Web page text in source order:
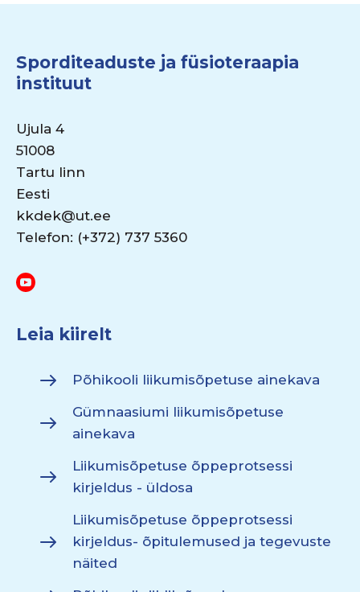
Sporditeaduste ja füsioteraapia
instituut
Ujula 4
51008
Tartu linn
Eesti
kkdek@ut.ee
Telefon: (+372) 737 5360
Leia kiirelt
Põhikooli liikumisõpetuse ainekava
Gümnaasiumi liikumisõpetuse
ainekava
Liikumisõpetuse õppeprotsessi
kirjeldus - üldosa
Liikumisõpetuse õppeprotsessi
kirjeldus- õpitulemused ja tegevuste
näited